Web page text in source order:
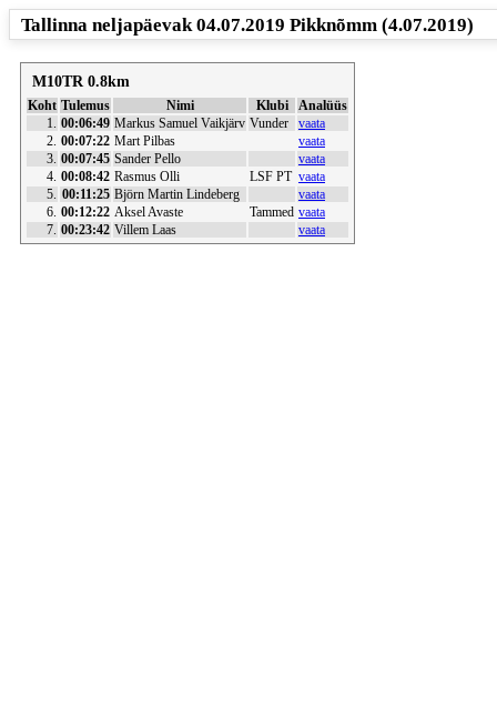
Tallinna neljapäevak 04.07.2019 Pikknõmm (4.07.2019)
M10TR 0.8km
Koht Tulemus Nimi Klubi
Analüüs
1. 00:06:49 Markus Samuel Vaikjärv Vunder
vaata
2. 00:07:22 Mart Pilbas
vaata
3. 00:07:45 Sander Pello
vaata
4. 00:08:42 Rasmus Olli LSF PT vaata
5. 00:11:25 Björn Martin Lindeberg
vaata
6. 00:12:22 Aksel Avaste Tammed vaata
7. 00:23:42 Villem Laas vaata